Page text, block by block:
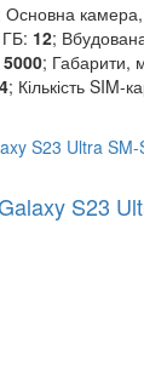
Основна
12;
5000; Габарити,
; Кількість SIM-
S23